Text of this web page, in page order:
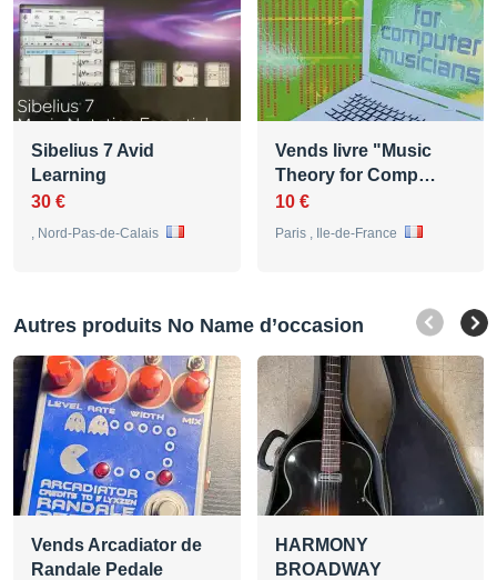
Sibelius 7 Avid
Learning
30 €
, Nord-Pas-de-Calais
Vends livre "Music
Theory for Comp…
10 €
Paris , Ile-de-France
Autres produits No Name d’occasion
Vends Arcadiator de
Randale Pedale
HARMONY
BROADWAY